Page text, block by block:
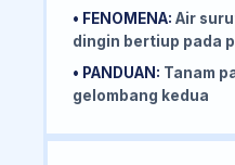
• FENOMENA: Air
dingin bertiup pada
• PANDUAN: Tanam
gelombang kedua